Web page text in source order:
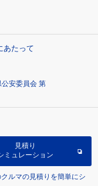
あたって
安委員会 第
見積り
ミュレーション
ルマの見積りを簡単にシ